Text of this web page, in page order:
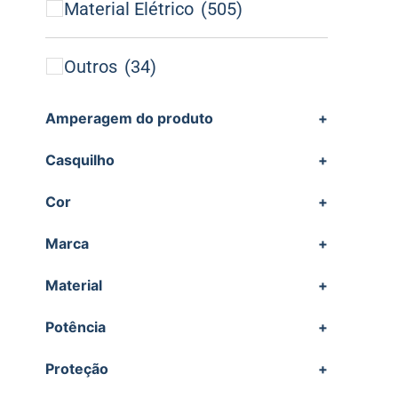
Material Elétrico (505)
Outros (34)
Amperagem do produto +
Casquilho +
Cor +
Marca +
Material +
Potência +
Proteção +